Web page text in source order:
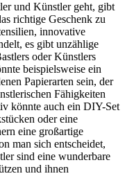
und Künstler geht, gibt
richtige Geschenk zu
innovative
es gibt unzählige
oder Künstlers
beispielsweise ein
Papierarten sein, der
Fähigkeiten
könnte auch ein DIY-Set
oder eine
eine großartige
man sich entscheidet,
sind eine wunderbare
und ihnen